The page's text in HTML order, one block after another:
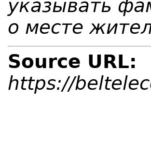
указывать
о месте
Source URL:
https://